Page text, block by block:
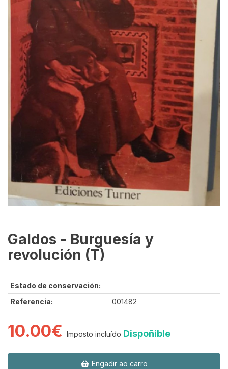
Galdos - Burguesía y
revolución (T)
Estado de conservación:
Referencia:
001482
10.00€ Imposto incluído Dispoñible
Engadir ao carro